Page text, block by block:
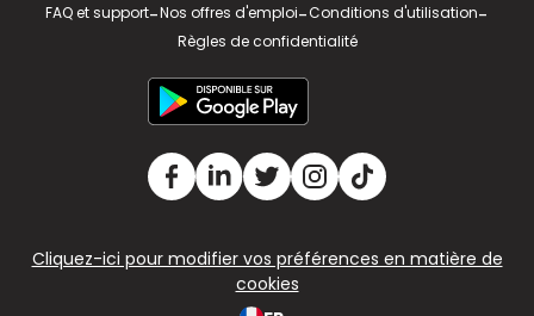
FAQ et support-Nos offres d'emploi-Conditions d'utilisation-
Règles de confidentialité
Cliquez-ici pour modifier vos préférences en matière de
cookies